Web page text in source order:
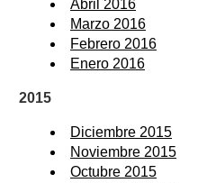
Abril 2016
Marzo 2016
Febrero 2016
Enero 2016
2015
Diciembre 2015
Noviembre 2015
Octubre 2015